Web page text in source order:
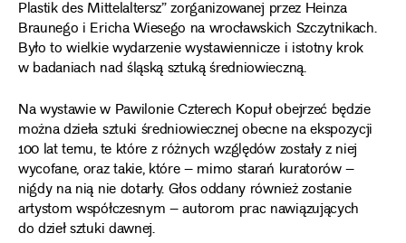
Plastik des Mittelaltersz” zorganizowanej przez Heinza
Braunego i Ericha Wiesego na wrocławskich Szczytnikach.
Było to wielkie wydarzenie wystawiennicze i istotny krok
w badaniach nad śląską sztuką średniowieczną.
Na wystawie w Pawilonie Czterech Kopuł obejrzeć będzie
można dzieła sztuki średniowiecznej obecne na ekspozycji
100 lat temu, te które z różnych względów zostały z niej
wycofane, oraz takie, które – mimo starań kuratorów –
nigdy na nią nie dotarły. Głos oddany również zostanie
artystom współczesnym – autorom prac nawiązujących
do dzieł sztuki dawnej.